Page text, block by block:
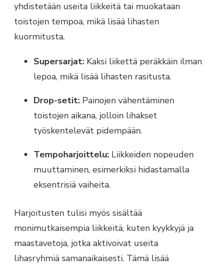
yhdistetään useita liikkeitä tai muokataan
toistojen tempoa, mikä lisää lihasten
kuormitusta.
Supersarjat: Kaksi liikettä peräkkäin ilman
lepoa, mikä lisää lihasten rasitusta.
Drop-setit: Painojen vähentäminen
toistojen aikana, jolloin lihakset
työskentelevät pidempään.
Tempoharjoittelu: Liikkeiden nopeuden
muuttaminen, esimerkiksi hidastamalla
eksentrisiä vaiheita.
Harjoitusten tulisi myös sisältää
monimutkaisempia liikkeitä, kuten kyykkyjä ja
maastavetoja, jotka aktivoivat useita
lihasryhmiä samanaikaisesti. Tämä lisää